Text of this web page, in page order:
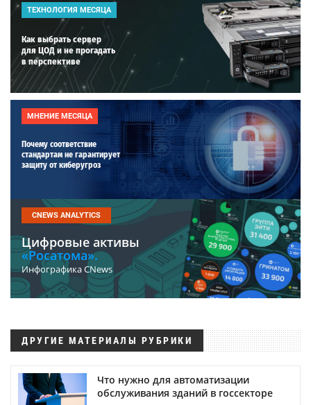
ТЕХНОЛОГИЯ МЕСЯЦА
Как выбрать сервер
для ЦОД и не прогадать
в перспективе
МНЕНИЕ МЕСЯЦА
Почему соответствие
стандартам не гарантирует
защиту от киберугроз
CNEWS ANALYTICS
Цифровые активы
«Росатома».
Инфографика CNews
ДРУГИЕ МАТЕРИАЛЫ РУБРИКИ
Что нужно для автоматизации
обслуживания зданий в госсекторе